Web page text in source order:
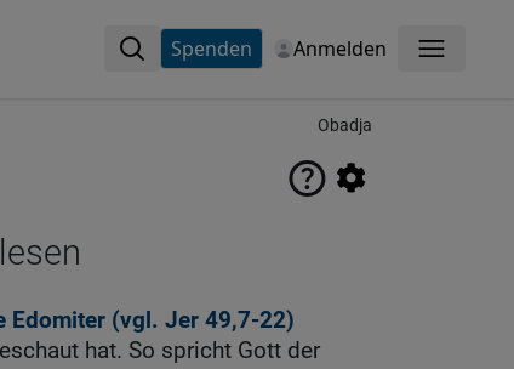
Spenden Anmelden Menü
Obadja
Edomiter (vgl. Jer 49,7-22)
hat. So spricht Gott der